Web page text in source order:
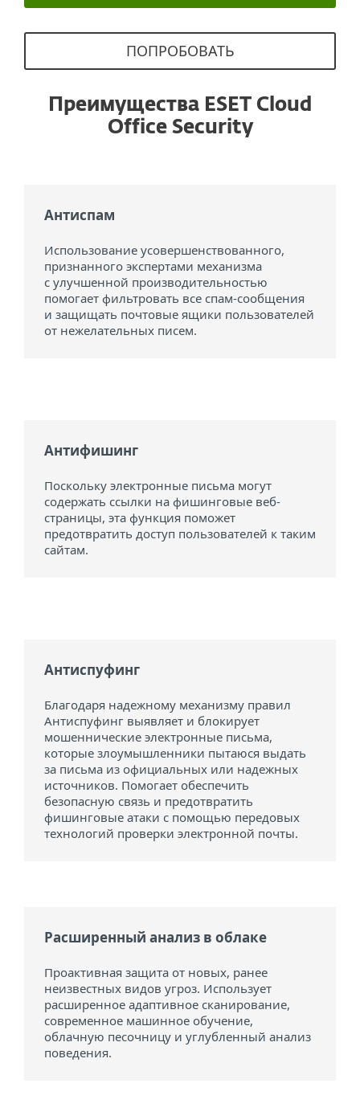
ПОПРОБОВАТЬ
Преимущества ESET Cloud
Office Security
Антиспам
Использование усовершенствованного,
признанного экспертами механизма
с улучшенной производительностью
помогает фильтровать все спам-сообщения
и защищать почтовые ящики пользователей
от нежелательных писем.
Антифишинг
Поскольку электронные письма могут
содержать ссылки на фишинговые веб-
страницы, эта функция поможет
предотвратить доступ пользователей к таким
сайтам.
Антиспуфинг
Благодаря надежному механизму правил
Антиспуфинг выявляет и блокирует
мошеннические электронные письма,
которые злоумышленники пытаюся выдать
за письма из официальных или надежных
источников. Помогает обеспечить
безопасную связь и предотвратить
фишинговые атаки с помощью передовых
технологий проверки электронной почты.
Расширенный анализ в облаке
Проактивная защита от новых, ранее
неизвестных видов угроз. Использует
расширенное адаптивное сканирование,
современное машинное обучение,
облачную песочницу и углубленный анализ
поведения.